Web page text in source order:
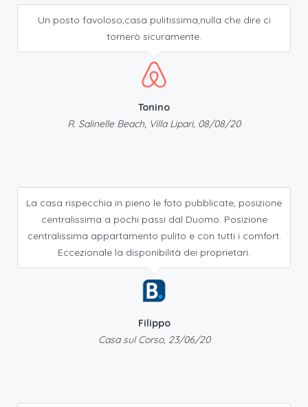
Un posto favoloso,casa pulitissima,nulla che dire ci
tornerò sicuramente.
Tonino
R. Salinelle Beach, Villa Lipari, 08/08/20
La casa rispecchia in pieno le foto pubblicate, posizione
centralissima a pochi passi dal Duomo. Posizione
centralissima appartamento pulito e con tutti i comfort.
Eccezionale la disponibilità dei proprietari.
Filippo
Casa sul Corso, 23/06/20